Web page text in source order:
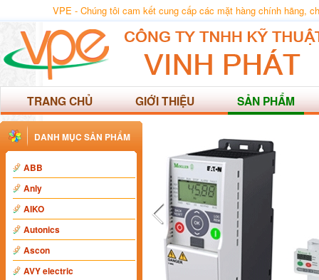
VPE - Chúng tôi cam kết cung cấp các mặt hàng chính hãng,
TRANG CHỦ GIỚI THIỆU SẢN PHẨM
DANH MỤC SẢN PHẨM
ABB
Anly
AIKO
Autonics
Ascon
AVY electric